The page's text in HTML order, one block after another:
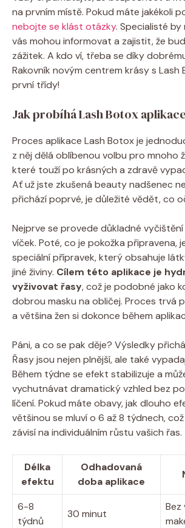
na prvním místě. Pokud máte jakékoli
nebojte se klást otázky. Specialisté by
vás mohou informovat a zajistit, že
zážitek. A kdo ví, třeba se díky
Rakovník novým centrem krásy s
první třídy!
Jak probíhá Lash Botox aplikace
Proces aplikace Lash Botox je
z něj dělá oblíbenou volbu pro mnoho
které touží po krásných a zdravě
Ať už jste zkušená beauty nadšenec
přichází poprvé, je důležité vědět, co
Nejprve se provede důkladné
víček. Poté, co je pokožka připravena,
speciální přípravek, který obsahuje
jiné živiny. Cílem této aplikace je
vyživovat řasy, což je podobné jako
dobrou masku na obličej. Proces trvá
a většina žen si dokonce během
Páni, a co se pak děje? Výsledky
Řasy jsou nejen plnější, ale také
Během týdne se efekt stabilizuje a
vychutnávat dramatický vzhled bez
líčení. Pokud máte obavy, jak dlouho
většinou se mluví o 6 až 8 týdnech,
závisí na individuálním růstu vašich řas.
Délka
efektu
Odhadovaná
doba aplikace
6-8
týdnů
30 minut